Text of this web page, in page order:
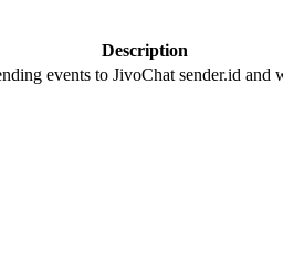
Description
events to JivoChat sender.id